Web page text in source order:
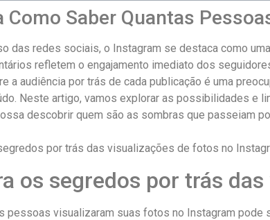
Como Saber Quantas
das redes​ sociais, o Instagram se destaca como
refletem o ‍engajamento imediato dos
a ‌audiência por trás de cada publicação é uma
Neste artigo, vamos explorar ‌as possibilidades e
descobrir quem são as sombras que passeiam
os segredos por trás
pessoas ⁣visualizaram suas fotos ⁢no Instagram